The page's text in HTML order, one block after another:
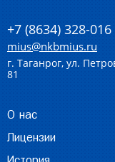
+7 (8634) 328-016
mius@nkbmius.ru
г. Таганрог, ул.
81
О нас
Лицензии